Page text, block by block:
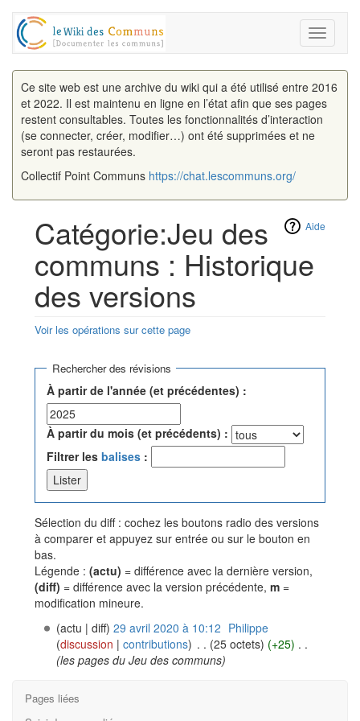
Toggle
Ce site web est une archive du wiki qui a été utilisé entre 2016
et 2022. Il est maintenu en ligne en l’état afin que ses pages
restent consultables. Toutes les fonctionnalités d’interaction
(se connecter, créer, modifier…) ont été supprimées et ne
seront pas restaurées.
Collectif Point Communs https://chat.lescommuns.org/
Aide
Catégorie:Jeu des
communs : Historique
des versions
Voir les opérations sur cette page
Rechercher des révisions
À partir de l'année (et précédentes) :
À partir du mois (et précédents) :
Filtrer les balises :
Sélection du diff : cochez les boutons radio des versions
à comparer et appuyez sur entrée ou sur le bouton en
bas.
Légende : (actu) = différence avec la dernière version,
(diff) = différence avec la version précédente, m =
modification mineure.
(actu | diff) 29 avril 2020 à 10:12 Philippe
(discussion | contributions) . . (25 octets) (+25) . .
(les pages du Jeu des communs)
Pages liées